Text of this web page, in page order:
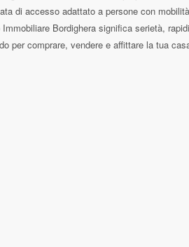
di accesso adattato a persone con
Bordighera significa serietà,
per comprare, vendere e affittare la tua